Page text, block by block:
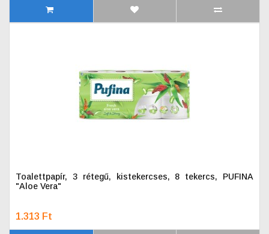
Toalettpapír, 3 rétegű, kistekercses, 8 tekercs, PUFINA
"Aloe Vera"
1.313 Ft